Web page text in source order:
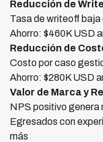
Reducción de
Tasa de writeoff
Ahorro: $460K USD
Reducción de
Costo por caso
Ahorro: $280K USD
Valor de Marca y
NPS positivo genera
Egresados con
más